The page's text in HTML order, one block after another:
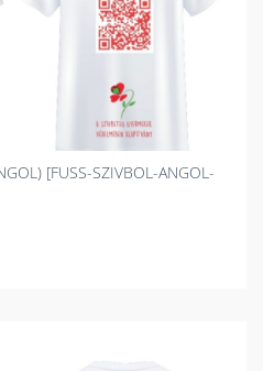
[FUSS-SZIVBOL-ANGOL-